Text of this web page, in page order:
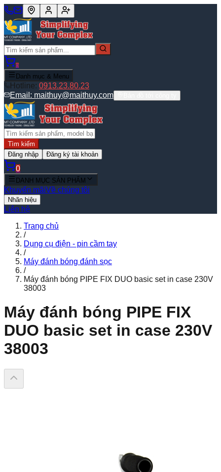
0
Danh mục & Menu
Hotline: 0913.23.80.23
Email: maithuy@maithuy.com
Tìm kiếm
Đăng nhập
Đăng ký tài khoản
0
DANH MỤC SẢN PHẨM
Khuyến mãiVề chúng tôi
Nhãn hiệu
Liên hệ
Trang chủ
/
Dụng cụ điện - pin cầm tay
/
Máy đánh bóng đánh sọc
/
Máy đánh bóng PIPE FIX DUO basic set in case 230V
38003
Máy đánh bóng PIPE FIX
DUO basic set in case 230V
38003